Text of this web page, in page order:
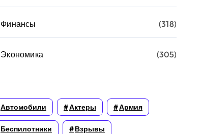
Финансы (318)
Экономика (305)
Автомобили Актеры Армия
Беспилотники Взрывы